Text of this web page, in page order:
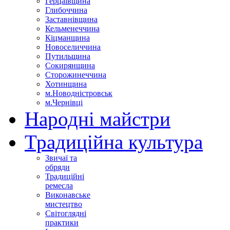
Глибоччина
Заставнівщина
Кельменеччина
Кіцманщина
Новоселиччина
Путильщина
Сокирянщина
Сторожинеччина
Хотинщина
м.Новодністровськ
м.Чернівці
Народні майстри
Традиційна культура
Звичаї та
обряди
Традиційні
ремесла
Виконавське
мистецтво
Світоглядні
практики